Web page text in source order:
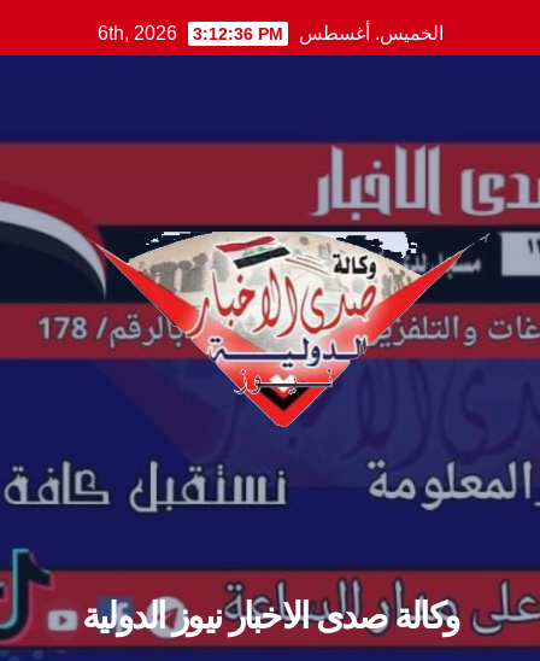
to
الخميس. أغسطس 6th, 2026 3:12:37 PM
وكالة صدى الاخبار نيوز الدولية